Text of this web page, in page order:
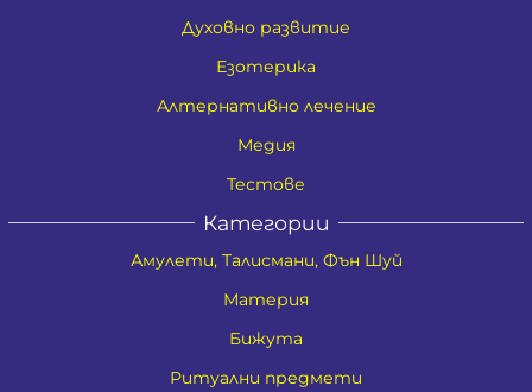
Духовно развитие
Езотерика
Алтернативно лечение
Медия
Тестове
Категории
Амулети, Талисмани, Фън Шуй
Материя
Бижута
Ритуални предмети